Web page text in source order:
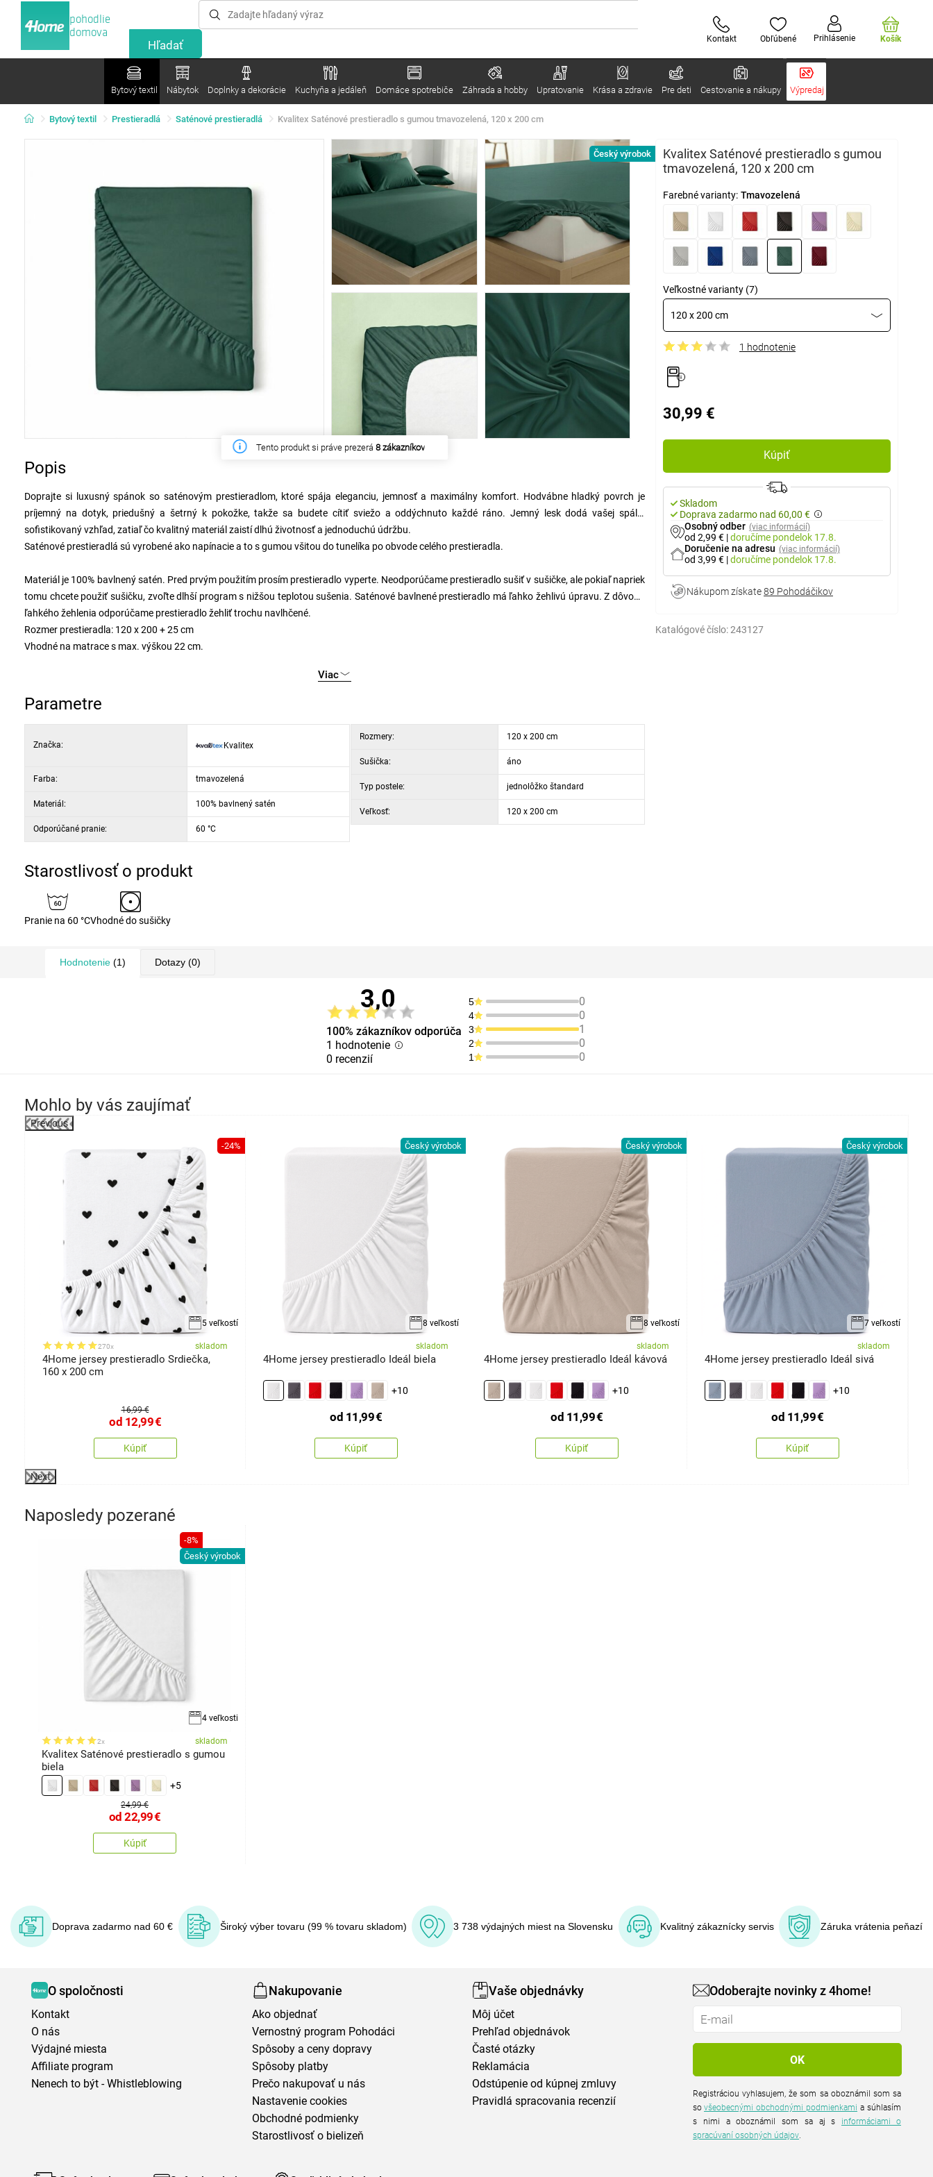
pohodlie
domova
Kontakt Obľúbené Prihlásenie Košík
Bytový textil Nábytok Doplnky a dekorácie Kuchyňa a jedáleň Domáce spotrebiče Záhrada a hobby Upratovanie Krása a zdravie Pre deti Cestovanie a nákupy Výpredaj
Bytový textil Prestieradlá Saténové prestieradlá Kvalitex Saténové prestieradlo s gumou tmavozelená, 120 x 200 cm
Český výrobok
Tento týždeň zakúpilo22 zákazníkov
Kvalitex Saténové prestieradlo s gumou
tmavozelená, 120 x 200 cm
Farebné varianty: Tmavozelená
Veľkostné varianty (7)
120 x 200 cm
1 hodnotenie
30,99 €
Kúpiť
Skladom
Doprava zadarmo nad 60,00 €
Osobný odber (viac informácií)
od 2,99 € |doručíme pondelok 17.8.
Doručenie na adresu (viac informácií)
od 3,99 € |doručíme pondelok 17.8.
Nákupom získate89 Pohodáčikov
Katalógové číslo:243127
Popis
Doprajte si luxusný spánok so saténovým prestieradlom, ktoré spája eleganciu, jemnosť a maximálny komfort. Hodvábne hladký povrch je
príjemný na dotyk, priedušný a šetrný k pokožke, takže sa budete cítiť sviežo a oddýchnuto každé ráno. Jemný lesk dodá vašej spálni
sofistikovaný vzhľad, zatiaľ čo kvalitný materiál zaistí dlhú životnosť a jednoduchú údržbu.
Saténové prestieradlá sú vyrobené ako napínacie a to s gumou všitou do tunelíka po obvode celého prestieradla.
Materiál je 100% bavlnený satén. Pred prvým použitím prosím prestieradlo vyperte. Neodporúčame prestieradlo sušiť v sušičke, ale pokiaľ napriek
tomu chcete použiť sušičku, zvoľte dlhší program s nižšou teplotou sušenia. Saténové bavlnené prestieradlo má ľahko žehlivú úpravu. Z dôvodu
ľahkého žehlenia odporúčame prestieradlo žehliť trochu navlhčené.
Rozmer prestieradla: 120 x 200 + 25 cm
Vhodné na matrace s max. výškou 22 cm.
Viac
Parametre
Značka: Kvalitex
Farba: tmavozelená
Materiál: 100% bavlnený satén
Odporúčané pranie: 60 °C
Rozmery: 120 x 200 cm
Sušička: áno
Typ postele: jednolôžko štandard
Veľkosť: 120 x 200 cm
Starostlivosť o produkt
Pranie na 60 °CVhodné do sušičky
Hodnotenie (1) Dotazy (0)
3,0
100% zákazníkov odporúča
1 hodnotenie
0 recenzií
5 0
4 0
3 1
2 0
1 0
Mohlo by vás zaujímať
Previous
-24%
5 veľkostí
270x skladom
4Home jersey prestieradlo Srdiečka,
160 x 200 cm
16,99 €
od 12,99€
Kúpiť
Český výrobok
8 veľkostí
skladom
4Home jersey prestieradlo Ideál biela
+10
od 11,99€
Kúpiť
Český výrobok
8 veľkostí
skladom
4Home jersey prestieradlo Ideál kávová
+10
od 11,99€
Kúpiť
Český výrobok
7 veľkostí
skladom
4Home jersey prestieradlo Ideál sivá
+10
od 11,99€
Kúpiť
Next
Naposledy pozerané
-8%
Český výrobok
4 veľkosti
2x skladom
Kvalitex Saténové prestieradlo s gumou
biela
+5
24,99 €
od 22,99€
Kúpiť
Doprava zadarmo nad 60 € Široký výber tovaru (99 % tovaru skladom) 3 738 výdajných miest na Slovensku Kvalitný zákaznícky servis Záruka vrátenia peňazí
O spoločnosti
Kontakt
O nás
Výdajné miesta
Affiliate program
Nenech to být - Whistleblowing
Nakupovanie
Ako objednať
Vernostný program Pohodáci
Spôsoby a ceny dopravy
Spôsoby platby
Prečo nakupovať u nás
Nastavenie cookies
Obchodné podmienky
Starostlivosť o bielizeň
Vaše objednávky
Môj účet
Prehľad objednávok
Časté otázky
Reklamácia
Odstúpenie od kúpnej zmluvy
Pravidlá spracovania recenzií
Odoberajte novinky z 4home!
Registráciou vyhlasujem, že som sa oboznámil som sa
sovšeobecnými obchodnými podmienkami a súhlasím
s nimi a oboznámil som sa aj s informáciami o
spracúvaní osobných údajov.